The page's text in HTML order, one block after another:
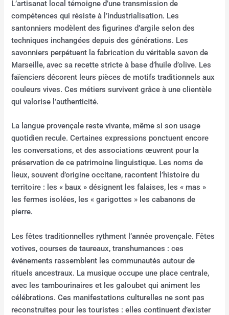
L’artisanat local témoigne d’une transmission de
compétences qui résiste à l’industrialisation. Les
santonniers modèlent des figurines d’argile selon des
techniques inchangées depuis des générations. Les
savonniers perpétuent la fabrication du véritable savon de
Marseille, avec sa recette stricte à base d’huile d’olive. Les
faïenciers décorent leurs pièces de motifs traditionnels aux
couleurs vives. Ces métiers survivent grâce à une clientèle
qui valorise l’authenticité.
La langue provençale reste vivante, même si son usage
quotidien recule. Certaines expressions ponctuent encore
les conversations, et des associations œuvrent pour la
préservation de ce patrimoine linguistique. Les noms de
lieux, souvent d’origine occitane, racontent l’histoire du
territoire : les « baux » désignent les falaises, les « mas »
les fermes isolées, les « garigottes » les cabanons de
pierre.
Les fêtes traditionnelles rythment l’année provençale. Fêtes
votives, courses de taureaux, transhumances : ces
événements rassemblent les communautés autour de
rituels ancestraux. La musique occupe une place centrale,
avec les tambourinaires et les galoubet qui animent les
célébrations. Ces manifestations culturelles ne sont pas
reconstruites pour les touristes : elles continuent d’exister